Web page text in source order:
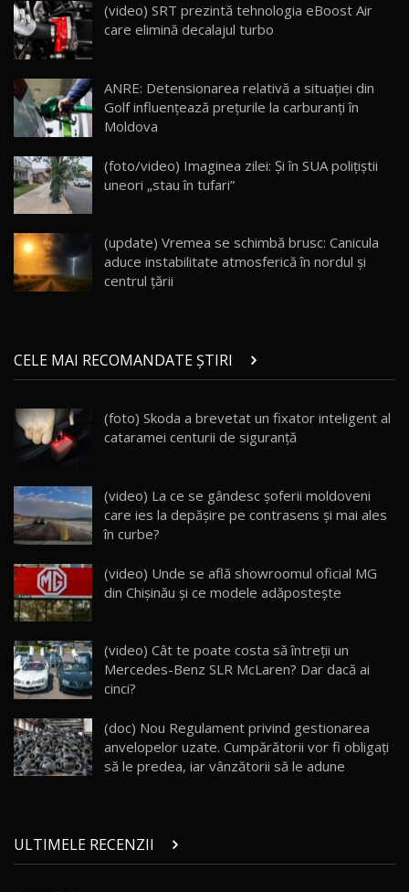
16
AutoBlogMD
13:10
17 20:06
Va fi modelul nr.1 BYD în Moldova? BYD Seal U
30:08
AutoBlog.MD
23:36
20
Noul ZEEKR 7X / Test Drive AutoBlog.MD
29:08
21
AutoBlog.MD
16:59
22
Noua Mazda 6e / Test Drive AutoBlog.MD
26:59
Lynk & Co 01 / Test Drive AutoBlog.MD
25:19
24
ZEEKR 009: Cel mai Performant și Confortabil
Van Electric Testat în Moldova / AutoBlog.MD
26:38
25
mai Exclusiv și Puternic Defender Testat în
Moldova
32:21
26
AutoBlog.MD
10:57
Test Drive: Noile modele FENDT! Cum e să
28
Noul Geely Monjaro 2025! Mai ieftin și mai
dotat / Test Drive AutoBlog.MD
(video) SRT prezintă tehnologia eBoost Air
care elimină decalajul turbo
ANRE: Detensionarea relativă a situației din
Golf influențează prețurile la carburanți în
Moldova
(foto/video) Imaginea zilei: Și în SUA polițiștii
uneori „stau în tufari”
(update) Vremea se schimbă brusc: Canicula
aduce instabilitate atmosferică în nordul și
centrul țării
CELE MAI RECOMANDATE ȘTIRI
(foto) Skoda a brevetat un fixator inteligent al
cataramei centurii de siguranţă
(video) La ce se gândesc şoferii moldoveni
care ies la depăşire pe contrasens şi mai ales
în curbe?
(video) Unde se află showroomul oficial MG
din Chișinău și ce modele adăpostește
(video) Cât te poate costa să întreții un
Mercedes-Benz SLR McLaren? Dar dacă ai
cinci?
(doc) Nou Regulament privind gestionarea
anvelopelor uzate. Cumpărătorii vor fi obligaţi
să le predea, iar vânzătorii să le adune
ULTIMELE RECENZII